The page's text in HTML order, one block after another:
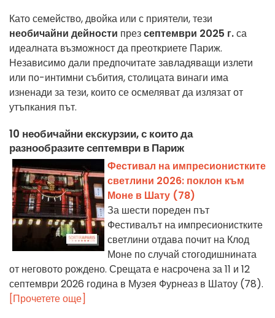
Като семейство, двойка или с приятели, тези
необичайни дейности презсептември 2025 г.са
идеалната възможност да преоткриете Париж.
Независимо дали предпочитате завладяващи излети
или по-интимни събития, столицата винаги има
изненади за тези, които се осмеляват да излязат от
утъпкания път.
10 необичайни екскурзии, с които да
разнообразите септември в Париж
Фестивал на импресионистките
светлини 2026: поклон към
Моне в Шату (78)
За шести пореден път
Фестивалът на импресионистките
светлини отдава почит на Клод
Моне по случай стогодишнината
от неговото рождено. Срещата е насрочена за 11 и 12
септември 2026 година в Музея Фурнеаз в Шатоу (78).
[Прочетете още]